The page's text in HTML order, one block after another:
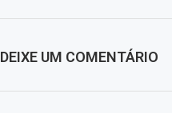
DEIXE UM COMENTÁRIO